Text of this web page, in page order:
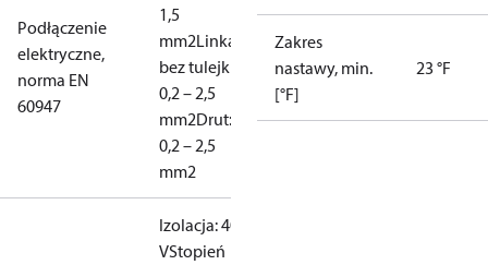
Podłączenie
elektryczne,
norma EN
60947
1,5
mm2Linka,
bez tulejki:
0,2 – 2,5
mm2Drut:
0,2 – 2,5
mm2
Izolacja: 400
VStopień
Zakres
nastawy, min.
[°F]
23 °F